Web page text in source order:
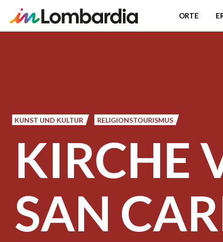
ORTE
KUNST UND KULTUR RELIGIONSTOURISMUS
KIRCHE
SAN